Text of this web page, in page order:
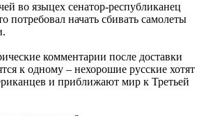
во языцех сенатор-республиканец
начать сбивать самолеты
комментарии после доставки
к одному – нехорошие русские хотят
и приближают мир к Третьей